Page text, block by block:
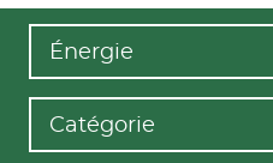
Énergie
Catégorie